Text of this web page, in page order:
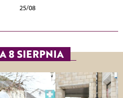
25/08
8 SIERPNIA